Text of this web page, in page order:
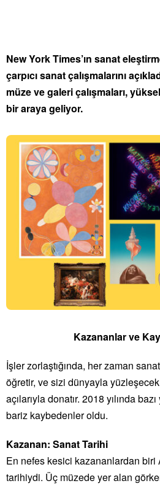
New York Times’ın sanat
çarpıcı sanat çalışmalarını
müze ve galeri çalışmaları,
bir araya geliyor.
Kazananlar ve
İşler zorlaştığında, her zaman sanat
öğretir, ve sizi dünyayla
açılarıyla donatır. 2018 yılında
bariz kaybedenler oldu.
Kazanan: Sanat Tarihi
En nefes kesici kazananlardan
tarihiydi. Üç müzede yer alan